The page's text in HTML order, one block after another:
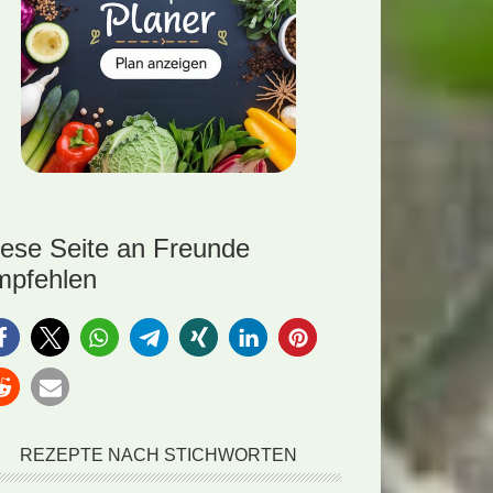
Seite an Freunde
REZEPTE NACH STICHWORTEN